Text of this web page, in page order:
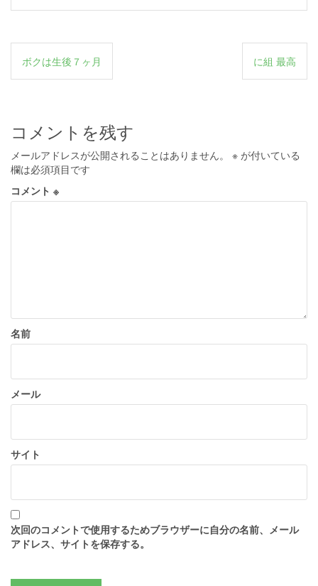
投
稿
ビ
ゲ
ー
シ
ボクは生後７ヶ月 に組 最高
コメントを残す
メールアドレスが公開されることはありません。 ※ が付いている
欄は必須項目です
コメント ※
名前
メール
サイト
次回のコメントで使用するためブラウザーに自分の名前、メール
アドレス、サイトを保存する。